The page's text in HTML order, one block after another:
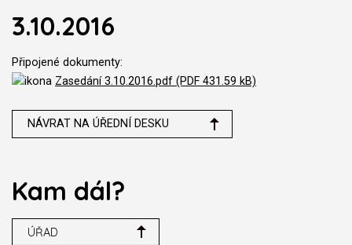
3.10.2016
Připojené dokumenty:
Zasedání 3.10.2016.pdf (PDF 431.59 kB)
NÁVRAT NA ÚŘEDNÍ DESKU
Kam dál?
ÚŘAD